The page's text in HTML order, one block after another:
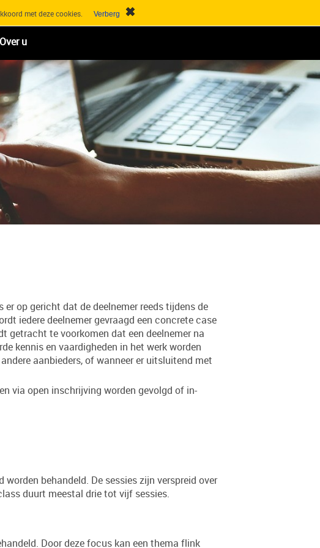
met deze cookies.
Over u
op gericht dat de deelnemer reeds tijdens de
iedere deelnemer gevraagd een concrete case
getracht te voorkomen dat een deelnemer na
kennis en vaardigheden in het werk worden
aanbieders, of wanneer er uitsluitend met
via open inschrijving worden gevolgd of in-
behandeld. De sessies zijn verspreid over
duurt meestal drie tot vijf sessies.
Door deze focus kan een thema flink